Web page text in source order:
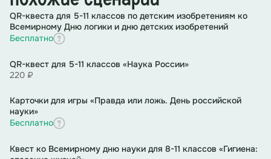
QR-квеста для 5-11 классов по детским изобретениям ко
Всемирному Дню логики и дню детских изобретений
Бесплатно
QR-квест для 5-11 классов «Наука России»
220 ₽
Карточки для игры «Правда или ложь. День российской
науки»
Бесплатно
Квест ко Всемирному дню науки для 8-11 классов «Гигиена: